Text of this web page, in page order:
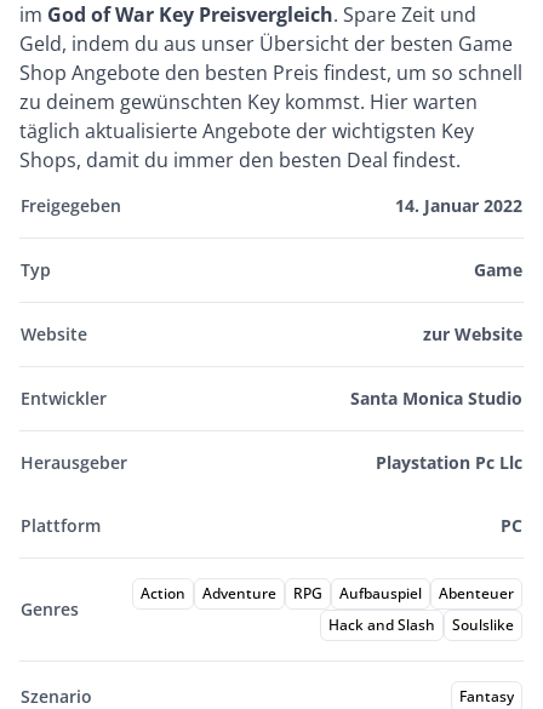
im God of War Key Preisvergleich. Spare Zeit und
Geld, indem du aus unser Übersicht der besten Game
Shop Angebote den besten Preis findest, um so schnell
zu deinem gewünschten Key kommst. Hier warten
täglich aktualisierte Angebote der wichtigsten Key
Shops, damit du immer den besten Deal findest.
Freigegeben 14. Januar 2022
Typ Game
Website zur Website
Entwickler Santa Monica Studio
Herausgeber Playstation Pc Llc
Plattform PC
Genres
Action Adventure RPG Aufbauspiel
Abenteuer
Hack and Slash
Soulslike
Szenario Fantasy